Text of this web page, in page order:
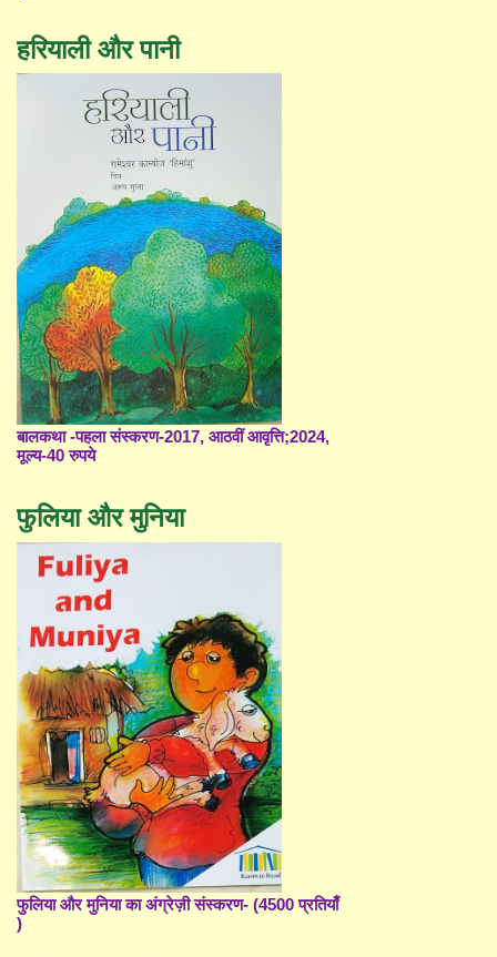
हरियाली और पानी
बालकथा -पहला संस्करण-2017, आठवीं आवृत्ति;2024,
मूल्य-40 रुपये
फुलिया और मुनिया
फुलिया और मुनिया का अंग्रेज़ी संस्करण- (4500 प्रतियाँ
)